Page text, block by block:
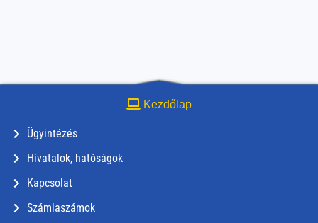
Kezdőlap
Ügyintézés
Hivatalok, hatóságok
Kapcsolat
Számlaszámok